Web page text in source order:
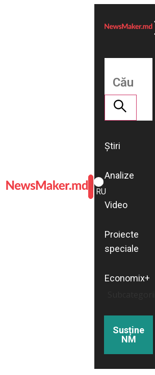
ROMÂNĂ
RU
Știri
Analize
Video
Proiecte
speciale
Economix+
Susține
NM